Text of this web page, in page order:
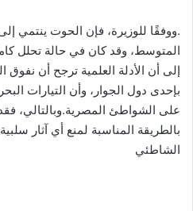
.ووفقًا للوزيرة، فإن الحوت ينتمي
المتوسط، وقد كان في حالة تحلل
إلى أن الأدلة العلمية ترجح أن
بإحدى دول الجوار، وأن التيارات
على الشواطئ المصرية.وبالتالي،
بالطريقة المناسبة لمنع أي آثار
الشاطئي